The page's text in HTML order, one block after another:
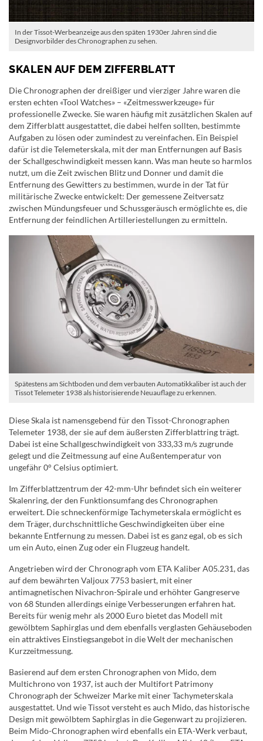
In der Tissot-Werbeanzeige aus den späten 1930er Jahren sind die
Designvorbilder des Chronographen zu sehen.
SKALEN AUF DEM ZIFFERBLATT
Die Chronographen der dreißiger und vierziger Jahre waren die
ersten echten «Tool Watches» – «Zeitmesswerkzeuge» für
professionelle Zwecke. Sie waren häufig mit zusätzlichen Skalen auf
dem Zifferblatt ausgestattet, die dabei helfen sollten, bestimmte
Aufgaben zu lösen oder zumindest zu vereinfachen. Ein Beispiel
dafür ist die Telemeterskala, mit der man Entfernungen auf Basis
der Schallgeschwindigkeit messen kann. Was man heute so harmlos
nutzt, um die Zeit zwischen Blitz und Donner und damit die
Entfernung des Gewitters zu bestimmen, wurde in der Tat für
militärische Zwecke entwickelt: Der gemessene Zeitversatz
zwischen Mündungsfeuer und Schussgeräusch ermöglichte es, die
Entfernung der feindlichen Artilleriestellungen zu ermitteln.
Spätestens am Sichtboden und dem verbauten Automatikkaliber ist auch der
Tissot Telemeter 1938 als historisierende Neuauflage zu erkennen.
Diese Skala ist namensgebend für den Tissot-Chronographen
Telemeter 1938, der sie auf dem äußersten Zifferblattring trägt.
Dabei ist eine Schallgeschwindigkeit von 333,33 m/s zugrunde
gelegt und die Zeitmessung auf eine Außentemperatur von
ungefähr 0° Celsius optimiert.
Im Zifferblattzentrum der 42-mm-Uhr befindet sich ein weiterer
Skalenring, der den Funktionsumfang des Chronographen
erweitert. Die schneckenförmige Tachymeterskala ermöglicht es
dem Träger, durchschnittliche Geschwindigkeiten über eine
bekannte Entfernung zu messen. Dabei ist es ganz egal, ob es sich
um ein Auto, einen Zug oder ein Flugzeug handelt.
Angetrieben wird der Chronograph vom ETA Kaliber A05.231, das
auf dem bewährten Valjoux 7753 basiert, mit einer
antimagnetischen Nivachron-Spirale und erhöhter Gangreserve
von 68 Stunden allerdings einige Verbesserungen erfahren hat.
Bereits für wenig mehr als 2000 Euro bietet das Modell mit
gewölbtem Saphirglas und dem ebenfalls verglasten Gehäuseboden
ein attraktives Einstiegsangebot in die Welt der mechanischen
Kurzzeitmessung.
Basierend auf dem ersten Chronographen von Mido, dem
Multichrono von 1937, ist auch der Multifort Patrimony
Chronograph der Schweizer Marke mit einer Tachymeterskala
ausgestattet. Und wie Tissot versteht es auch Mido, das historische
Design mit gewölbtem Saphirglas in die Gegenwart zu projizieren.
Beim Mido-Chronographen wird ebenfalls ein ETA-Werk verbaut,